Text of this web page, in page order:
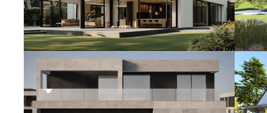
Projekt indywidualny DOM3E-07